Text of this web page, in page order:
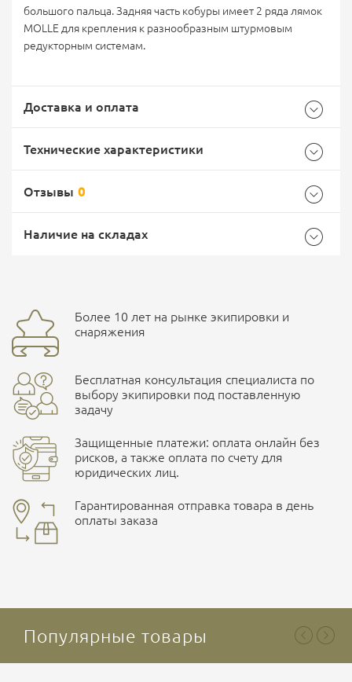
большого пальца. Задняя часть кобуры имеет 2 ряда лямок
MOLLE для крепления к разнообразным штурмовым
редукторным системам.
Доставка и оплата
Доставка Почтой России
EMS Почта России
Доставка курьерской службой СДЭК -
Наличные при самовывозе
подготовки счета.
Технические характеристики
Страна производитель Китай
Отзывы 0
Ваш отзыв
Наличие на складах
улица Маяковского, 10
ПОДРОБНЕЕ О СКЛАДЕ
Более 10 лет на рынке экипировки и
снаряжения
Бесплатная консультация специалиста по
выбору экипировки под поставленную
задачу
Защищенные платежи: оплата онлайн без
рисков, а также оплата по счету для
юридических лиц.
Гарантированная отправка товара в день
оплаты заказа
Популярные товары